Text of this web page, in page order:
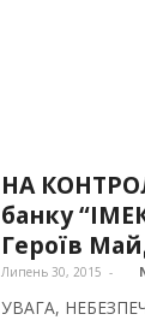
НА
банку
Героїв
Липень 30, 2015 -
УВАГА,